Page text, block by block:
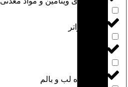
میسلارواتر
نرم کننده لب و بالم